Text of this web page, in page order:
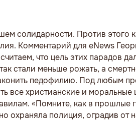
солидарности. Против этого
Комментарий для eNews
что цель этих парадов
стали меньше рожать, а
педофилию. Под любым
все христианские и
«Помните, как в прошлые
охраняла полиция, оградив от